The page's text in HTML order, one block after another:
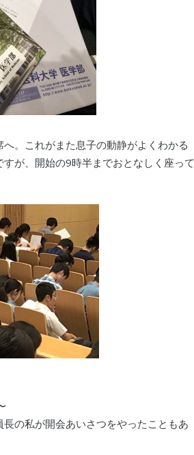
。これがまた息子の動静がよくわかる
が、開始の9時半までおとなしく座って
の私が開会あいさつをやったこともあ